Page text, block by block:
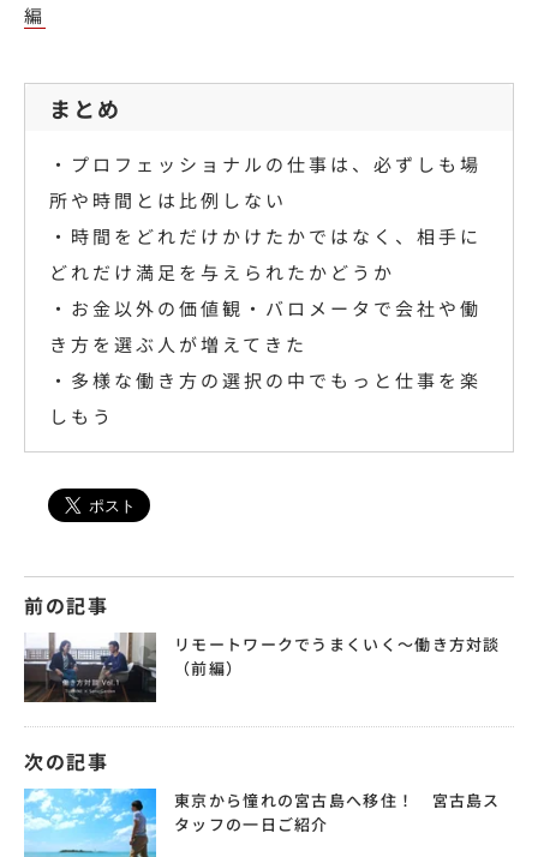
編
まとめ
・ プロフェッショナルの仕事は、必ずしも場
所や時間とは比例しない
・時間をどれだけかけたかではなく、相手に
どれだけ満足を与えられたかどうか
・ お金以外の価値観・バロメータで会社や働
き方を選ぶ人が増えてきた
・多様な働き方の選択の中でもっと仕事を楽
しもう
前の記事
リモートワークでうまくいく～働き方対談
（前編）
次の記事
東京から憧れの宮古島へ移住！ 宮古島ス
タッフの一日ご紹介